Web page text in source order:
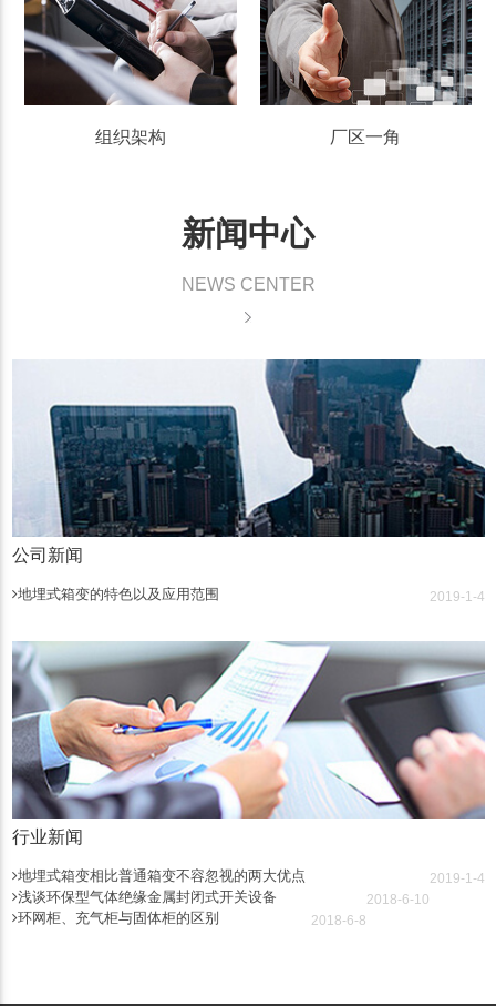
组织架构 厂区一角
新闻中心
NEWS CENTER
公司新闻
地埋式箱变的特色以及应用范围 2019-1-4
行业新闻
地埋式箱变相比普通箱变不容忽视的两大优点 2019-1-4
浅谈环保型气体绝缘金属封闭式开关设备 2018-6-10
环网柜、充气柜与固体柜的区别 2018-6-8